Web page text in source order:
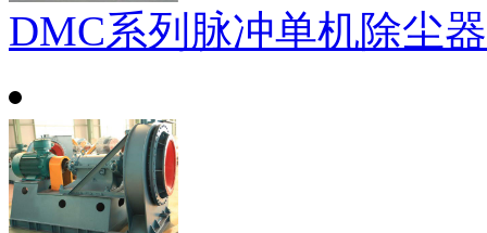
DMC系列脉冲单机除尘器